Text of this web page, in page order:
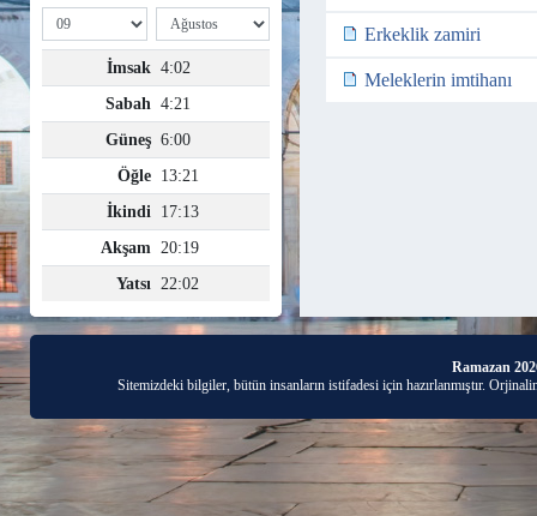
Erkeklik zamiri
Meleklerin imtihanı
Ramazan
Sitemizdeki bilgiler, bütün insanların istifadesi için hazırlanmıştır.